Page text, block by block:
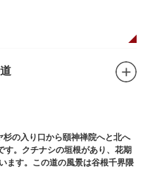
の入り口から頤神禅院へと北へ
す。クチナシの垣根があり、花期
ます。この道の風景は谷根千界隈